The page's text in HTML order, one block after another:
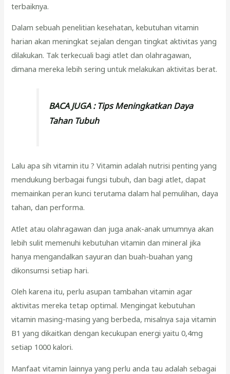
terbaiknya.
Dalam sebuah penelitian kesehatan, kebutuhan vitamin
harian akan meningkat sejalan dengan tingkat aktivitas yang
dilakukan. Tak terkecuali bagi atlet dan olahragawan,
dimana mereka lebih sering untuk melakukan aktivitas berat.
BACA JUGA :Tips Meningkatkan Daya
Tahan Tubuh
Lalu apa sih vitamin itu ? Vitamin adalah nutrisi penting yang
mendukung berbagai fungsi tubuh, dan bagi atlet, dapat
memainkan peran kunci terutama dalam hal pemulihan, daya
tahan, dan performa.
Atlet atau olahragawan dan juga anak-anak umumnya akan
lebih sulit memenuhi kebutuhan vitamin dan mineral jika
hanya mengandalkan sayuran dan buah-buahan yang
dikonsumsi setiap hari.
Oleh karena itu, perlu asupan tambahan vitamin agar
aktivitas mereka tetap optimal. Mengingat kebutuhan
vitamin masing-masing yang berbeda, misalnya saja vitamin
B1 yang dikaitkan dengan kecukupan energi yaitu 0,4mg
setiap 1000 kalori.
Manfaat vitamin lainnya yang perlu anda tau adalah sebagai